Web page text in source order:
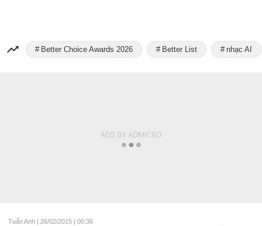
Better Choice Awards 2026 Better List nhạc AI
Tuấn Anh | 26/02/2015 | 00:36